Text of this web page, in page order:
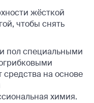
жёсткой
чтобы снять
пол специальными
на основе
химия.